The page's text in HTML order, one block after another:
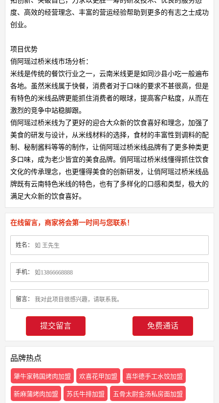
度、高效的经营理念、丰富的营运经验帮助到更多的有志之士成功
创业。
项目优势
俏阿瑶过桥米线市场分析：
米线是传统的餐饮行业之一，云南米线更是如同沙县小吃一般遍布
各地。虽然米线属于快餐，消费者对于口味的要求不甚很高，但是
有特色的米线品牌更能抓住消费者的眼球，提高客户粘度，从而在
激烈的竞争中站稳脚跟。
俏阿瑶过桥米线为了更好的迎合大众新的饮食喜好和理念，加强了
美食的研发与设计，从米线材料的选择，食材的丰富性到调料的配
制、秘制酱料等等的制作，让俏阿瑶过桥米线品牌有了更多种类更
多口味，成为老少皆宜的美食品牌。俏阿瑶过桥米线懂得抓住饮食
文化的传承理念，也更懂得美食的创新研发，让俏阿瑶过桥米线品
牌既有云南特色米线的特色，也有了多样化的口感和类型，极大的
满足大众新的饮食喜好。
在线留言，商家将会第一时间与您联系！
姓名：
手机：
留言：
免费通话
品牌热点
犟牛家韩国烤肉加盟 欢喜花甲加盟 喜华德手工水饺加盟
新麻蒲烤肉加盟 苏氏牛排加盟 五骨太尉金汤私房面加盟